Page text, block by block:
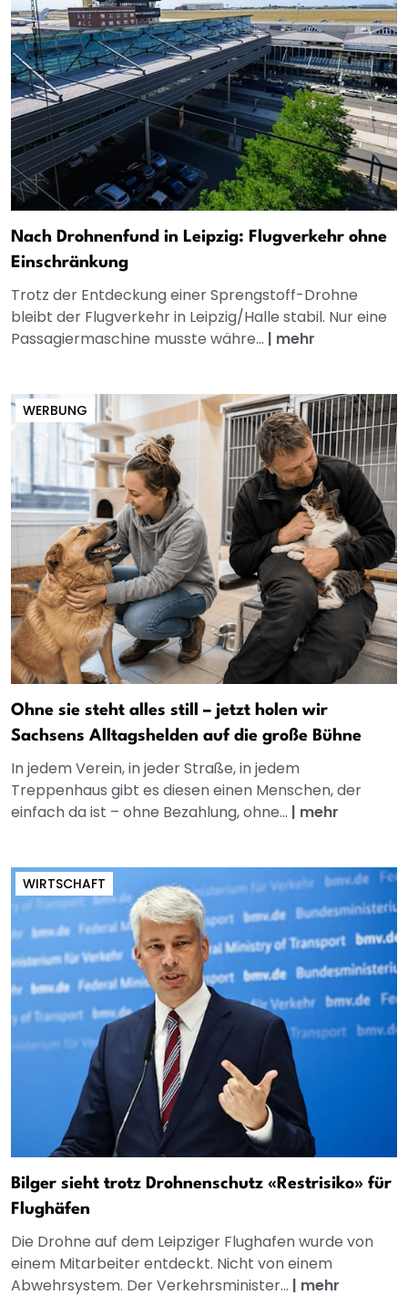
Nach Drohnenfund in Leipzig: Flugverkehr ohne
Einschränkung
Trotz der Entdeckung einer Sprengstoff-Drohne
bleibt der Flugverkehr in Leipzig/Halle stabil. Nur eine
Passagiermaschine musste währe... | mehr
WERBUNG
Ohne sie steht alles still – jetzt holen wir
Sachsens Alltagshelden auf die große Bühne
In jedem Verein, in jeder Straße, in jedem
Treppenhaus gibt es diesen einen Menschen, der
einfach da ist – ohne Bezahlung, ohne... | mehr
WIRTSCHAFT
Bilger sieht trotz Drohnenschutz «Restrisiko» für
Flughäfen
Die Drohne auf dem Leipziger Flughafen wurde von
einem Mitarbeiter entdeckt. Nicht von einem
Abwehrsystem. Der Verkehrsminister... | mehr